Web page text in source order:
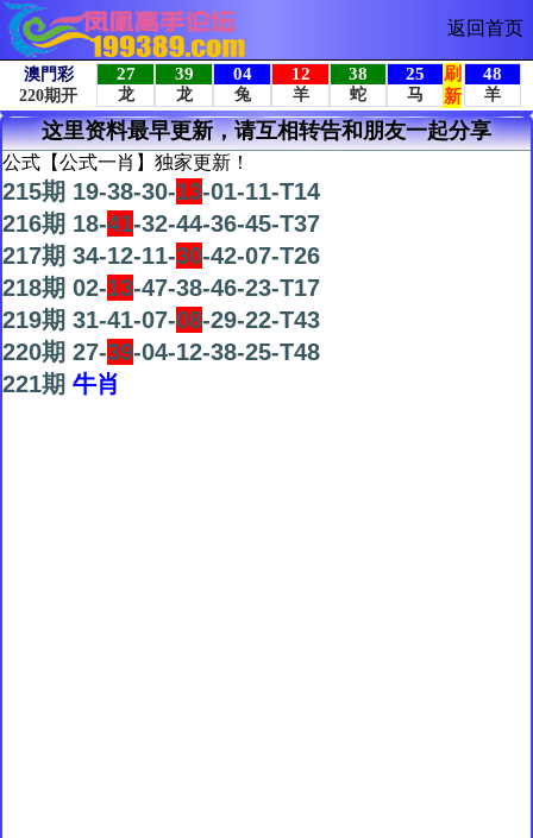
返回首页
这里资料最早更新，请互相转告和朋友一起分享
公式【公式一肖】独家更新！
215期 19-38-30-13-01-11-T14
216期 18-41-32-44-36-45-T37
217期 34-12-11-30-42-07-T26
218期 02-13-47-38-46-23-T17
219期 31-41-07-08-29-22-T43
220期 27-39-04-12-38-25-T48
221期 牛肖